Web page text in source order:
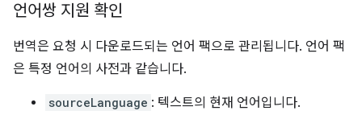
언어쌍 지원 확인
번역은 요청 시 다운로드되는 언어 팩으로 관리됩니다. 언어 팩
은 특정 언어의 사전과 같습니다.
sourceLanguage : 텍스트의 현재 언어입니다.